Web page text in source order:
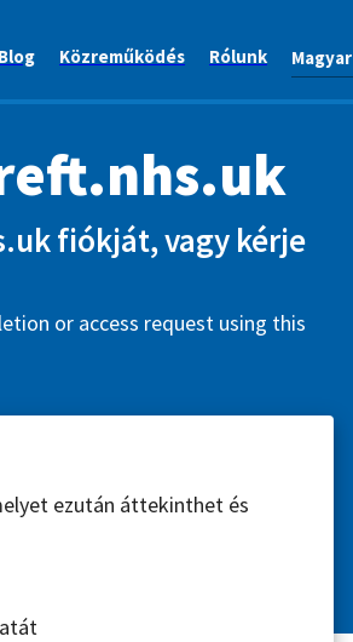
Blog Közreműködés Rólunk Magyar
fiókját, vagy kérje
or access request using this
ezután áttekinthet és